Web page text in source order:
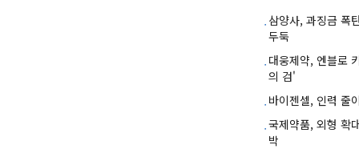
삼양사, 과징금 폭
두둑
대웅제약, 엔블로
의 검'
바이젠셀, 인력 줄
국제약품, 외형 확
박